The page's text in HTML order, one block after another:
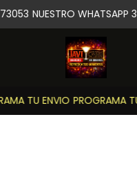
TU ENVIO PROGRAMA TU
NUESTRO WHATSAPP